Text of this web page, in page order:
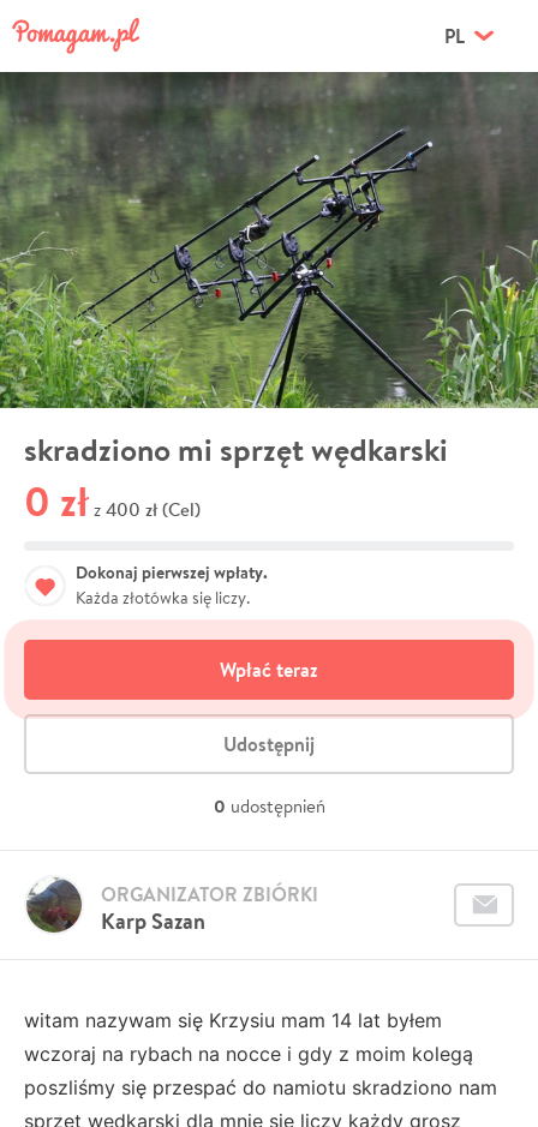
PL
skradziono mi sprzęt wędkarski
0 zł z 400 zł (Cel)
Dokonaj pierwszej wpłaty.
Każda złotówka się liczy.
Wpłać teraz
Udostępnij
0 udostępnień
Karp Sazan
ORGANIZATOR ZBIÓRKI
witam nazywam się Krzysiu mam 14 lat byłem
wczoraj na rybach na nocce i gdy z moim kolegą
poszliśmy się przespać do namiotu skradziono nam
sprzęt wędkarski dla mnie się liczy każdy grosz